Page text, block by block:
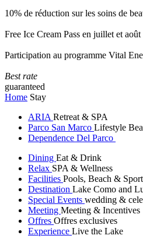
10% de réduction sur les soins de
Free Ice Cream Pass en juillet et
Participation au programme Vital
Best rate
guaranteed
Home Stay
ARIA Retreat & SPA
Parco San Marco Lifestyle
Dependence Del Parco
Dining Eat & Drink
Relax SPA & Wellness
Facilities Pools, Beach &
Destination Lake Como and
Special Events wedding &
Meeting Meeting & Incentives
Offres Offres exclusives
Experience Live the Lake